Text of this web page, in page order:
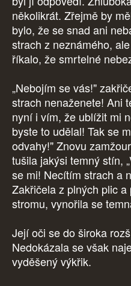
několikrát. Zřejmě by
bylo, že se snad ani
strach z neznámého,
říkalo, že smrtelné
„Nebojím se vás!"
strach nenaženete! Ani
nyní i vím, že ublížit mi
byste to udělal! Tak se
odvahy!" Znovu
tušila jakýsi temný stín,
se mi! Necítím strach a
Zakřičela z plných plic
stromu, vynořila se
Její oči se do široka
Nedokázala se však
vyděšený výkřik.